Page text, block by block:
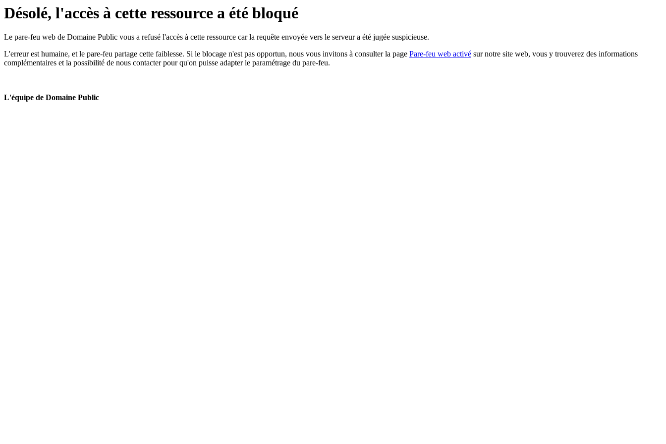
Désolé, l'accès à cette ressource a été bloqué
Le pare-feu web de Domaine Public vous a refusé l'accès à cette ressource car la requête envoyée vers le serveur a été jugée suspicieuse.
L'erreur est humaine, et le pare-feu partage cette faiblesse. Si le blocage n'est pas opportun, nous vous invitons à consulter la page Pare-feu web activé sur notre site web, vous y trouverez des informations
complémentaires et la possibilité de nous contacter pour qu'on puisse adapter le paramétrage du pare-feu.
L'équipe de Domaine Public